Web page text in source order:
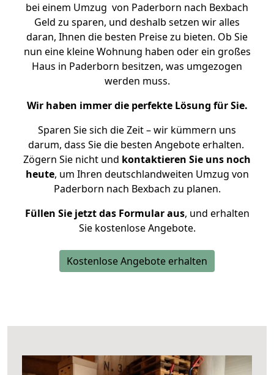
bei einem Umzug von Paderborn nach Bexbach
Geld zu sparen, und deshalb setzen wir alles
daran, Ihnen die besten Preise zu bieten. Ob Sie
nun eine kleine Wohnung haben oder ein großes
Haus in Paderborn besitzen, was umgezogen
werden muss.
Wir haben immer die perfekte Lösung für Sie.
Sparen Sie sich die Zeit – wir kümmern uns
darum, dass Sie die besten Angebote erhalten.
Zögern Sie nicht und kontaktieren Sie uns noch
heute, um Ihren deutschlandweiten Umzug von
Paderborn nach Bexbach zu planen.
Füllen Sie jetzt das Formular aus, und erhalten
Sie kostenlose Angebote.
Kostenlose Angebote erhalten